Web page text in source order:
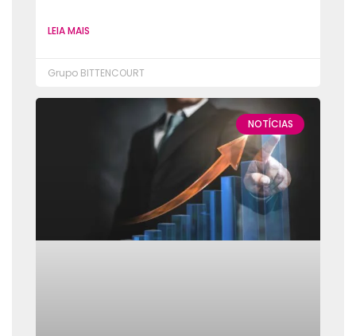
LEIA MAIS
Grupo BITTENCOURT
NOTÍCIAS